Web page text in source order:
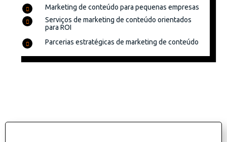
Marketing de conteúdo para pequenas empresas
Serviços de marketing de conteúdo orientados
para ROI
Parcerias estratégicas de marketing de conteúdo